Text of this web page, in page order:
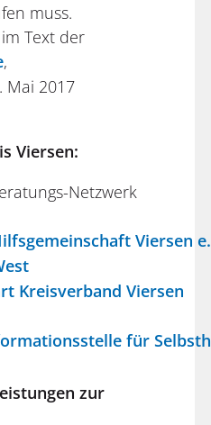
muss.
Text der
,
Mai 2017
Viersen:
Netzwerk
Viersen
Kreisverband Viersen
für
zur